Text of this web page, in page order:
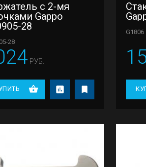
с 2-мя
Gappo
28
28
РУБ.
G1806